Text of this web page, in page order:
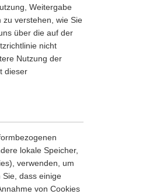
Weitergabe
zu verstehen, wie Sie
über die auf der
nicht
Nutzung der
dieser
lokale Speicher,
verwenden, um
dass einige
von Cookies